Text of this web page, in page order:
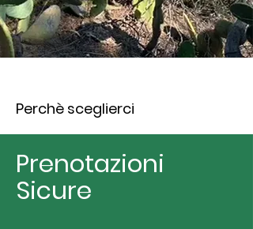
Perchè sceglierci
Prenotazioni
Sicure